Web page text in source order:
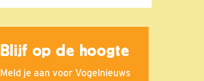
Blijf op de hoogte
Meld je aan voor Vogelnieuws